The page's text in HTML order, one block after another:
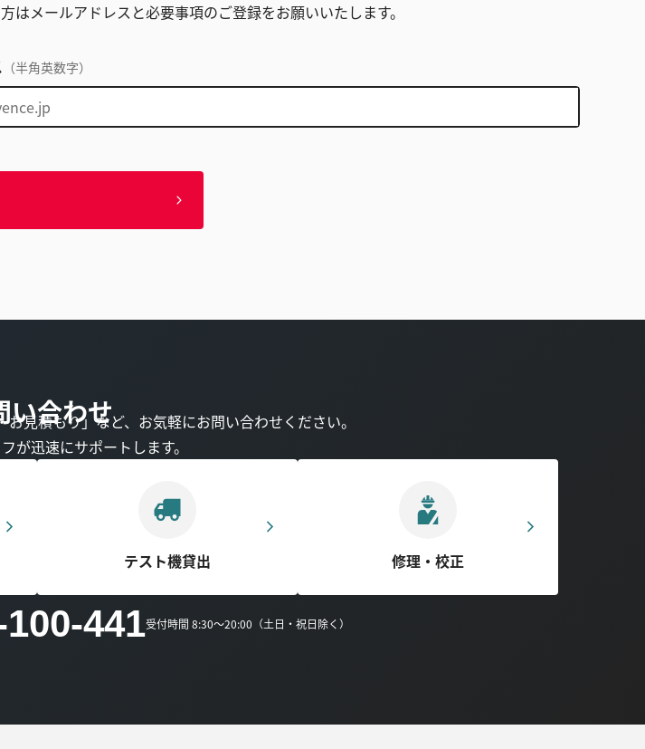
はメールアドレスと必要事項のご登録をお願いいたします。
（半角英数字）
い合わせ
見積もり」など、お気軽にお問い合わせください。
が迅速にサポートします。
テスト機貸出 修理・校正
441受付時間 8:30～20:00（土日・祝日除く）